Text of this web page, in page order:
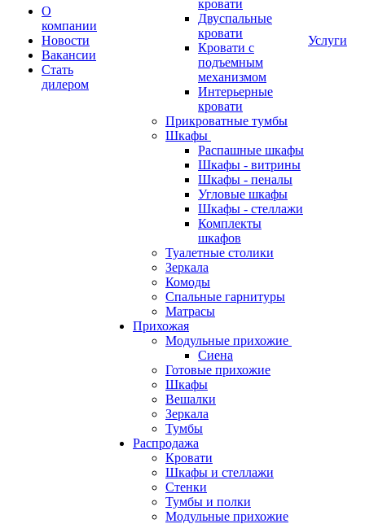
О
компании
Новости
Вакансии
Стать
дилером
кровати
Двуспальные
кровати
Кровати с
подъемным
механизмом
Интерьерные
кровати
Прикроватные тумбы
Шкафы
Распашные шкафы
Шкафы - витрины
Шкафы - пеналы
Угловые шкафы
Шкафы - стеллажи
Комплекты
шкафов
Туалетные столики
Зеркала
Комоды
Спальные гарнитуры
Матрасы
Прихожая
Модульные прихожие
Сиена
Готовые прихожие
Шкафы
Вешалки
Зеркала
Тумбы
Распродажа
Кровати
Шкафы и стеллажи
Стенки
Тумбы и полки
Модульные прихожие
Услуги